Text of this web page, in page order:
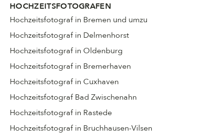
HOCHZEITSFOTOGRAFEN
Hochzeitsfotograf in Bremen und umzu
Hochzeitsfotograf in Delmenhorst
Hochzeitsfotograf in Oldenburg
Hochzeitsfotograf in Bremerhaven
Hochzeitsfotograf in Cuxhaven
Hochzeitsfotograf Bad Zwischenahn
Hochzeitsfotograf in Rastede
Hochzeitsfotograf in Bruchhausen-Vilsen